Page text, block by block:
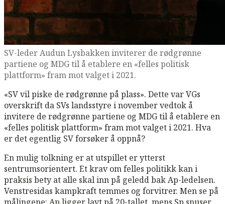
SV-leder Audun Lysbakken inviterer de rødgrønne
partiene og MDG til å etablere en «felles politisk
plattform» fram mot valget i 2021.
«SV vil piske de rødgrønne på plass». Dette var VGs
overskrift da SVs landsstyre i november vedtok å
invitere de rødgrønne partiene og MDG til å etablere en
«felles politisk plattform» fram mot valget i 2021. Hva
er det egentlig SV forsøker å oppnå?
En mulig tolkning er at utspillet er ytterst
sentrumsorientert. Et krav om felles politikk kan i
praksis bety at alle skal inn på geledd bak Ap-ledelsen.
Venstresidas kampkraft temmes og forvitrer. Men se på